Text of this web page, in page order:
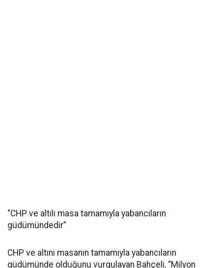
“CHP ve altılı masa tamamıyla yabancıların
güdümündedir”
CHP ve altını masanın tamamıyla yabancıların
güdümünde olduğunu vurgulayan Bahçeli, “Milyon